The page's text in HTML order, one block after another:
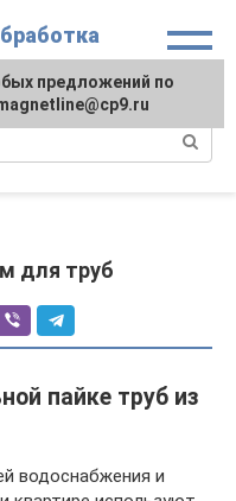
для труб
пайке труб из
водоснабжения и
предложений по